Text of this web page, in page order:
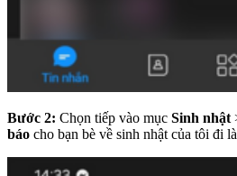
Bước 2: Chọn tiếp vào mục Sinh nhật
báo cho bạn bè về sinh nhật của tôi đi